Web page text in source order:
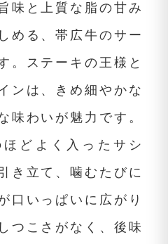
味と上質な脂の甘み
める、帯広牛のサー
。ステーキの王様と
ンは、きめ細やかな
味わいが魅力です。
どよく入ったサシ
き立て、噛むたびに
口いっぱいに広がり
つこさがなく、後味